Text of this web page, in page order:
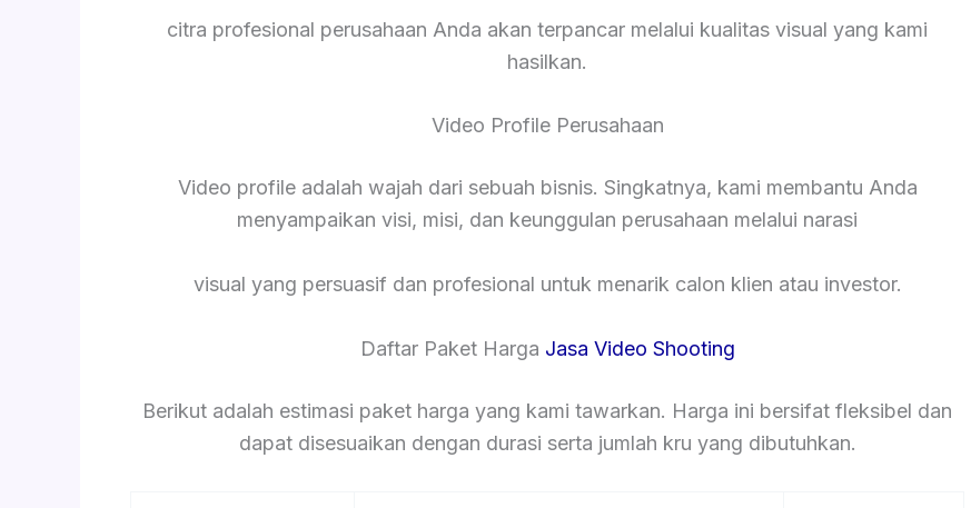
citra profesional perusahaan Anda akan terpancar melalui kualitas visual yang kami
hasilkan.
Video Profile Perusahaan
Video profile adalah wajah dari sebuah bisnis. Singkatnya, kami membantu Anda
menyampaikan visi, misi, dan keunggulan perusahaan melalui narasi
visual yang persuasif dan profesional untuk menarik calon klien atau investor.
Daftar Paket Harga Jasa Video Shooting
Berikut adalah estimasi paket harga yang kami tawarkan. Harga ini bersifat fleksibel dan
dapat disesuaikan dengan durasi serta jumlah kru yang dibutuhkan.